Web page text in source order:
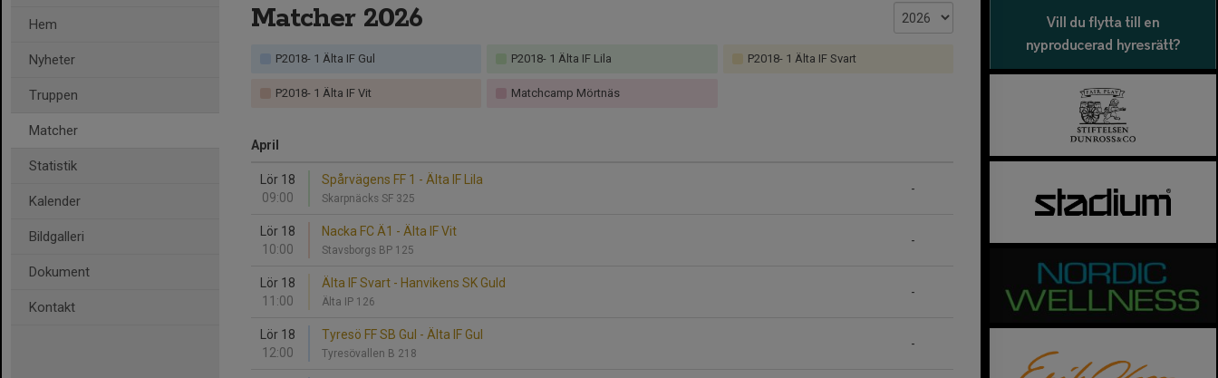
Hem
Nyheter
Truppen
Matcher
Statistik
Kalender
Bildgalleri
Dokument
Kontakt
Matcher 2026
P2018- 1 Älta IF Gul P2018- 1 Älta IF Lila P2018- 1 Älta IF Svart
P2018- 1 Älta IF Vit Matchcamp Mörtnäs
April
Lör 18
09:00
-
Spårvägens FF 1 - Älta IF Lila
Skarpnäcks SF 325
Lör 18
10:00
-
Nacka FC Ä1 - Älta IF Vit
Stavsborgs BP 125
Lör 18
11:00
-
Älta IF Svart - Hanvikens SK Guld
Älta IP 126
Lör 18
12:00
-
Tyresö FF SB Gul - Älta IF Gul
Tyresövallen B 218